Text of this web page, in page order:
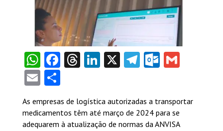
WhatsApp
Facebook
Threads
LinkedIn
X TelegramGmail
EmailShare
As empresas de logística autorizadas a transportar
medicamentos têm até março de 2024 para se
adequarem à atualização de normas da ANVISA